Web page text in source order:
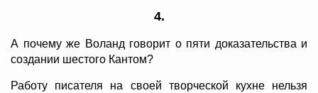
4.
А почему же Воланд говорит о пяти доказательства и
создании шестого Кантом?
Работу писателя на своей творческой кухне нельзя